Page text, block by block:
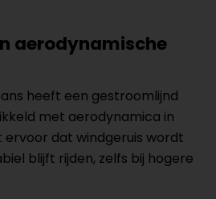
aerodynamische
heeft een gestroomlijnd
met aerodynamica in
dat windgeruis wordt
blijft rijden, zelfs bij hogere